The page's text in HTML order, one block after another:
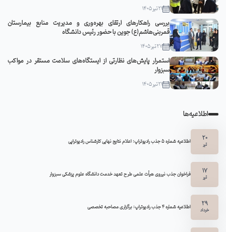
21 تیر 1405
بررسی راهکارهای ارتقای بهره‌وری و مدیریت منابع بیمارستان
قمربنی‌هاشم(ع) جوین با حضور رئیس دانشگاه
27 تیر 1405
استمرار پایش‌های نظارتی از ایستگاه‌های سلامت مستقر در مواکب
سبزوار
21 تیر 1405
اطلاعیه‌ها
20
تیر اطلاعیه شماره 5 جذب رادیوتراپ: اعلام نتایج نهایی کارشناس رادیوتراپی
17
تیر فراخوان جذب نیروی هیأت علمی طرح تعهد خدمت دانشگاه علوم پزشکی سبزوار
29
خرداد اطلاعیه شماره ۴ جذب رادیوتراپ: برگزاری مصاحبه تخصصی